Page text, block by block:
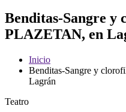
Benditas-Sangre
PLAZETAN, en
Inicio
Benditas-Sangre y
Lagrán
Teatro